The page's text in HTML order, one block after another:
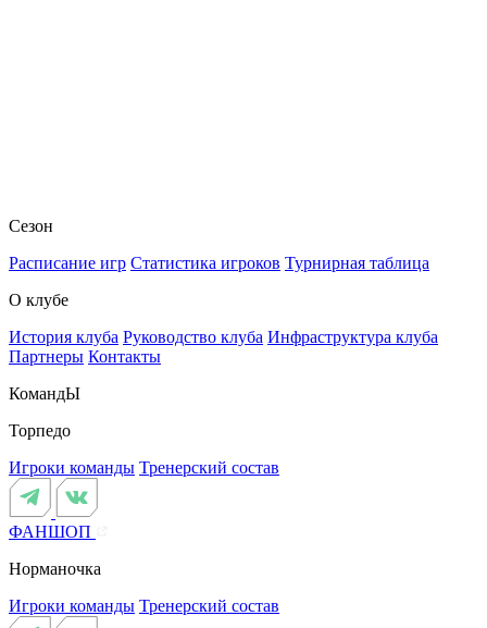
Сезон
Расписание игр Статистика игроков Турнирная таблица
О клубе
История клуба Руководство клуба Инфраструктура клуба
Партнеры Контакты
КомандЫ
Торпедо
Игроки команды Тренерский состав
ФАНШОП
Норманочка
Игроки команды Тренерский состав